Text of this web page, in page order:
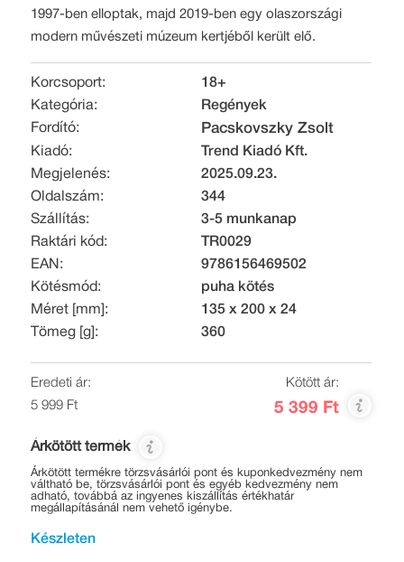
1997-ben elloptak, majd 2019-ben egy olaszországi
modern művészeti múzeum kertjéből került elő.
Korcsoport:
18+
Kategória:
Regények
Fordító:
Pacskovszky Zsolt
Kiadó:
Trend Kiadó Kft.
Megjelenés:
2025.09.23.
Oldalszám:
344
Szállítás:
3-5 munkanap
Raktári kód:
TR0029
EAN:
9786156469502
Kötésmód:
puha kötés
Méret [mm]:
135 x 200 x 24
Tömeg [g]:
360
Eredeti ár:
5 999 Ft
Kötött ár:
5 399 Ft
Árkötött termék
Árkötött termékre törzsvásárlói pont és kuponkedvezmény nem
váltható be, törzsvásárlói pont és egyéb kedvezmény nem
adható, továbbá az ingyenes kiszállítás értékhatár
megállapításánál nem vehető igénybe.
Készleten